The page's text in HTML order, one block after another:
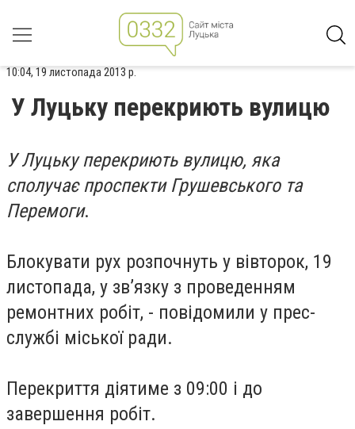
10:04, 19 листопада 2013 р.
У Луцьку перекриють вулицю
У Луцьку перекриють вулицю, яка
сполучає проспекти Грушевського та
Перемоги.
Блокувати рух розпочнуть у вівторок, 19
листопада, у зв’язку з проведенням
ремонтних робіт, - повідомили у прес-
службі міської ради.
Перекриття діятиме з 09:00 і до
завершення робіт.